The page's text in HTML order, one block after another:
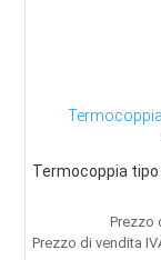
Termocoppia tipo
Prezzo
Prezzo di vendita